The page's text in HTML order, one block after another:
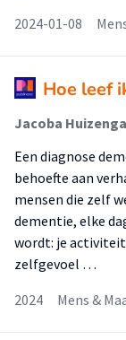
2024-01-08
Hoe leef
Een diagnose
behoefte aan
mensen die zelf
dementie, elke
wordt: je
zelfgevoel …
2024
Mens &